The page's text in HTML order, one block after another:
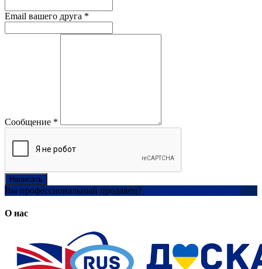
Email вашего друга *
Сообщение *
Написать
Вы профессиональный продавец?
О нас